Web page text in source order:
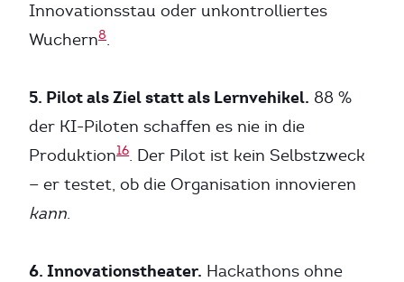
Innovationsstau oder unkontrolliertes
Wuchern8.
5. Pilot als Ziel statt als Lernvehikel. 88 %
der KI-Piloten schaffen es nie in die
Produktion16. Der Pilot ist kein Selbstzweck
— er testet, ob die Organisation innovieren
kann.
6. Innovationstheater. Hackathons ohne